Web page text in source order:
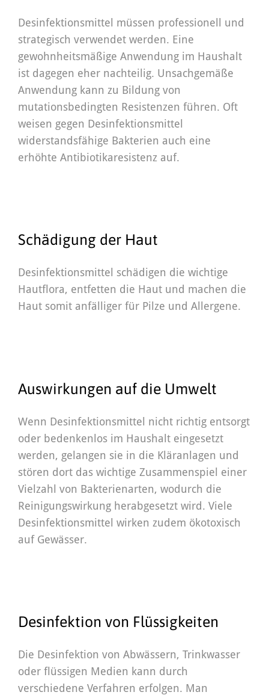
Desinfektionsmittel müssen professionell und
strategisch verwendet werden. Eine
gewohnheitsmäßige Anwendung im Haushalt
ist dagegen eher nachteilig. Unsachgemäße
Anwendung kann zu Bildung von
mutationsbedingten Resistenzen führen. Oft
weisen gegen Desinfektionsmittel
widerstandsfähige Bakterien auch eine
erhöhte Antibiotikaresistenz auf.
Schädigung der Haut
Desinfektionsmittel schädigen die wichtige
Hautflora, entfetten die Haut und machen die
Haut somit anfälliger für Pilze und Allergene.
Auswirkungen auf die Umwelt
Wenn Desinfektionsmittel nicht richtig entsorgt
oder bedenkenlos im Haushalt eingesetzt
werden, gelangen sie in die Kläranlagen und
stören dort das wichtige Zusammenspiel einer
Vielzahl von Bakterienarten, wodurch die
Reinigungswirkung herabgesetzt wird. Viele
Desinfektionsmittel wirken zudem ökotoxisch
auf Gewässer.
Desinfektion von Flüssigkeiten
Die Desinfektion von Abwässern, Trinkwasser
oder flüssigen Medien kann durch
verschiedene Verfahren erfolgen. Man